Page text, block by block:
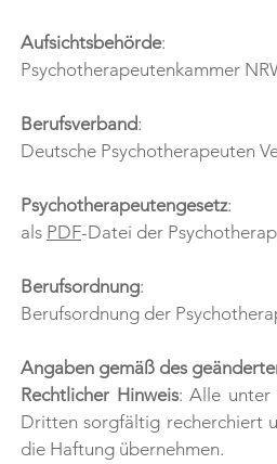
Aufsichtsbehörde:
Psychotherapeutenkammer
Berufsverband:
Deutsche Psychotherapeuten
Psychotherapeutengesetz:
als PDF-Datei der
Berufsordnung:
Berufsordnung der
Angaben gemäß des
Rechtlicher Hinweis: Alle unter
Dritten sorgfältig recherchiert
die Haftung übernehmen.